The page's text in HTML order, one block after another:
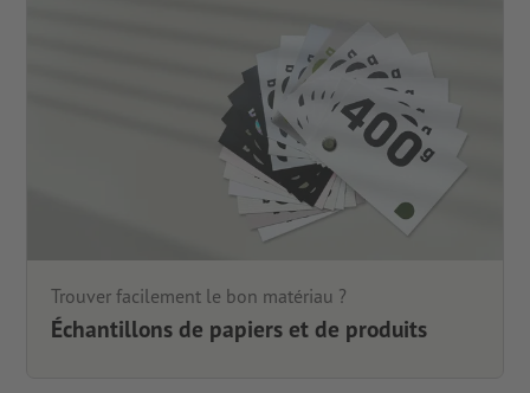
Trouver facilement le bon matériau ?
Échantillons de papiers et de produits